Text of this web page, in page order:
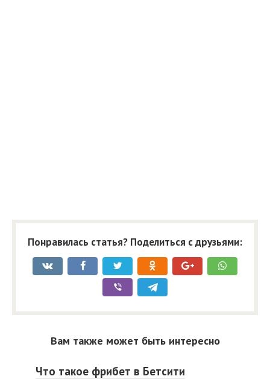
Понравилась статья? Поделиться с друзьями:
Вам также может быть интересно
Что такое фрибет в Бетсити